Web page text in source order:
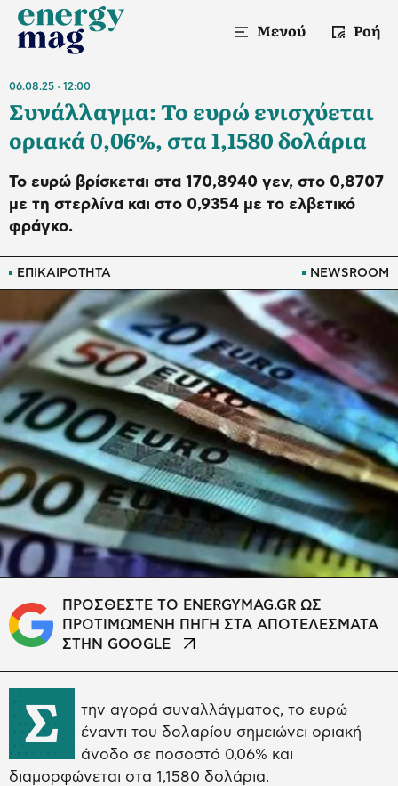
Μενού Ροή
ΕΠΙΚΑΙΡΟΤΗΤΑ NEWSROOM
06.08.25 12:00
Συνάλλαγμα: Το ευρώ ενισχύεται
οριακά 0,06%, στα 1,1580 δολάρια
Το ευρώ βρίσκεται στα 170,8940 γεν, στο 0,8707
με τη στερλίνα και στο 0,9354 με το ελβετικό
φράγκο.
ΠΡΟΣΘΕΣΤΕ ΤΟ ENERGYMAG.GR ΩΣ
ΠΡΟΤΙΜΩΜΕΝΗ ΠΗΓΗ ΣΤΑ ΑΠΟΤΕΛΕΣΜΑΤΑ
ΣΤΗΝ GOOGLE
Σ
την αγορά συναλλάγματος, το ευρώ
έναντι του δολαρίου σημειώνει οριακή
άνοδο σε ποσοστό 0,06% και
διαμορφώνεται στα 1,1580 δολάρια.